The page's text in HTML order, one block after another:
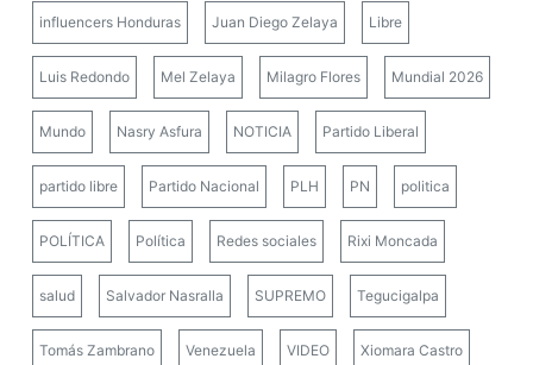
influencers Honduras Juan Diego Zelaya Libre
Luis Redondo Mel Zelaya Milagro Flores Mundial 2026
Mundo Nasry Asfura NOTICIA Partido Liberal
partido libre Partido Nacional PLH PN politica
POLÍTICA Política Redes sociales Rixi Moncada
salud Salvador Nasralla SUPREMO Tegucigalpa
Tomás Zambrano Venezuela VIDEO Xiomara Castro